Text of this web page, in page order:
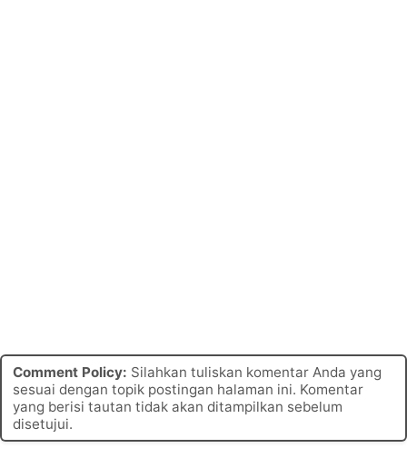
Comment Policy: Silahkan tuliskan komentar Anda yang
sesuai dengan topik postingan halaman ini. Komentar
yang berisi tautan tidak akan ditampilkan sebelum
disetujui.